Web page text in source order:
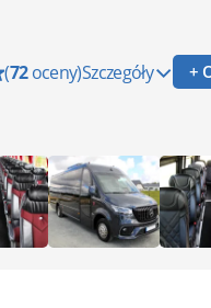
(72oceny)Szczegóły